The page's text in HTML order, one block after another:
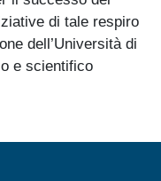
di tale respiro
dell’Università di
e scientifico